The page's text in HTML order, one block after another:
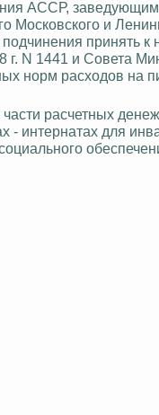
АССР,
Московского и
принять к
г. N 1441 и Совета
норм расходов на
расчетных
интернатах для